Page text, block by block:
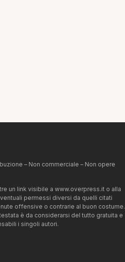
– Non commerciale – Non opere
un link visibile a www.overpress.it o alla
permessi diversi da quelli citati
offensive o contrarie al buon costume.
è da considerarsi del tutto gratuita e
i singoli autori.